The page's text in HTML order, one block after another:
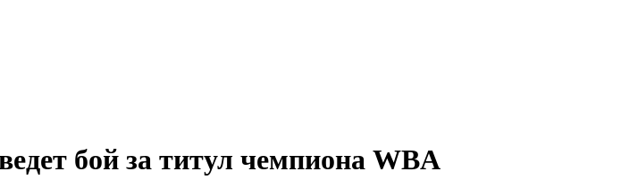
бой за титул чемпиона WBA